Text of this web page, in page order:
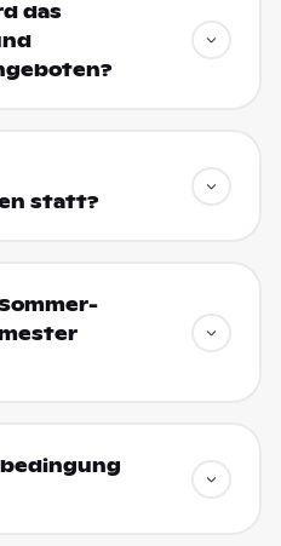
das
statt?